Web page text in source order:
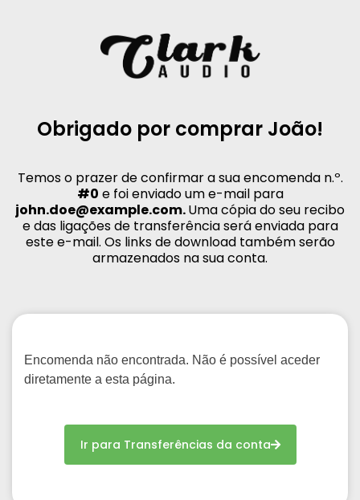
Obrigado por comprar João!
Temos o prazer de confirmar a sua encomenda n.º.
#0 e foi enviado um e-mail para
john.doe@example.com.Uma cópia do seu recibo
e das ligações de transferência será enviada para
este e-mail. Os links de download também serão
armazenados na sua conta.
Encomenda não encontrada. Não é possível aceder
diretamente a esta página.
Ir para Transferências da conta